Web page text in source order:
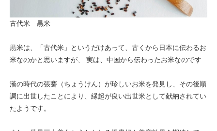
古代米 黒米
黒米は、「古代米」というだけあって、古くから日本に伝わるお
米なのかと思いますが、 実は、中国から伝わったお米なのです
漢の時代の張騫（ちょうけん）が珍しいお米を発見し、その後順
調に出世したことにより、縁起が良い出世米として献納されてい
たようです。